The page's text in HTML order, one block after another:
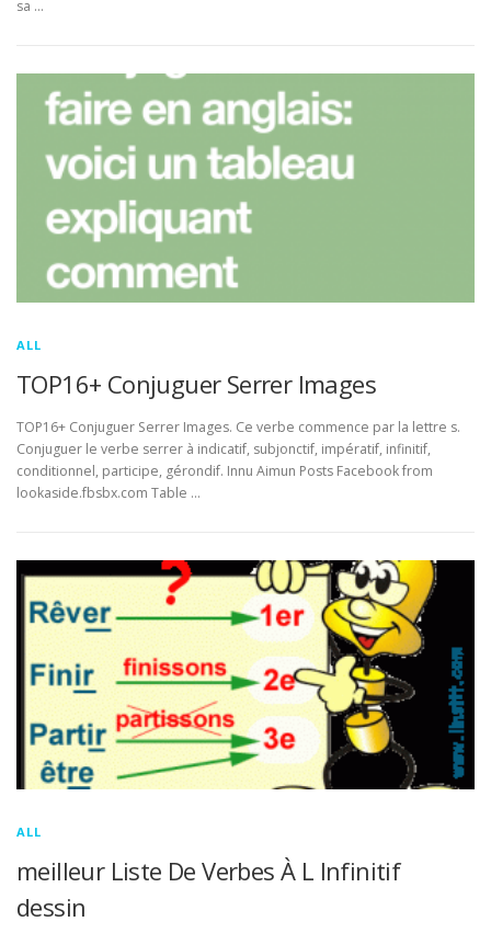
sa …
ALL
TOP16+ Conjuguer Serrer Images
TOP16+ Conjuguer Serrer Images. Ce verbe commence par la lettre s.
Conjuguer le verbe serrer à indicatif, subjonctif, impératif, infinitif,
conditionnel, participe, gérondif. Innu Aimun Posts Facebook from
lookaside.fbsbx.com Table …
ALL
meilleur Liste De Verbes À L Infinitif
dessin